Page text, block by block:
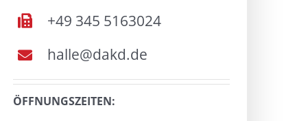
+49 345 5163024
halle@dakd.de
ÖFFNUNGSZEITEN: